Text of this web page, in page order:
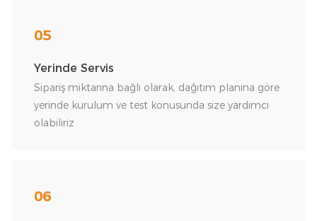
05
Yerinde Servis
Sipariş miktarına bağlı olarak, dağıtım planına göre
yerinde kurulum ve test konusunda size yardımcı
olabiliriz
06